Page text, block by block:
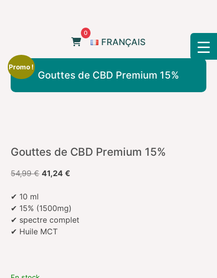
0
FRANÇAIS
Gouttes de CBD Premium 15%
Promo !
Gouttes de CBD Premium 15%
54,99€ Le
était :
54,99 €.
41,24€
est :
41,24 €.
✔ 10 ml
✔ 15% (1500mg)
✔ spectre complet
✔ Huile MCT